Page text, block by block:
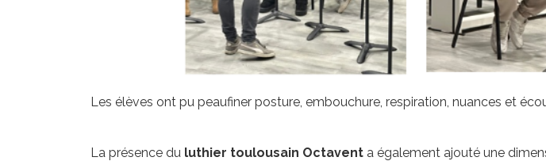
Les élèves ont pu peaufiner posture, embouchure, respiration, nuances et
La présence du luthier toulousain Octavent a également ajouté une